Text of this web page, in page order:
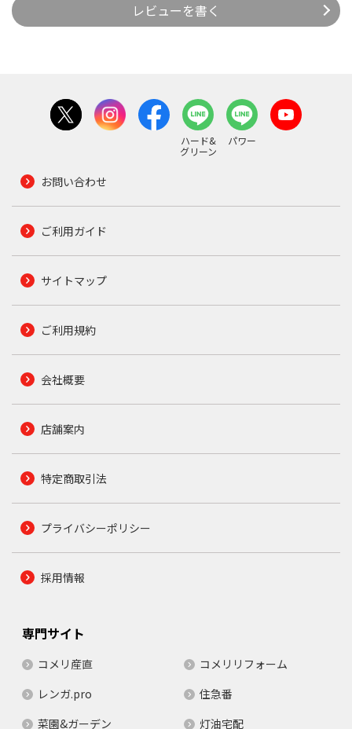
レビューを書く
ハード&
グリーン
パワー
お問い合わせ
ご利用ガイド
サイトマップ
ご利用規約
会社概要
店舗案内
特定商取引法
プライバシーポリシー
採用情報
専門サイト
コメリ産直
コメリリフォーム
レンガ.pro
住急番
菜園&ガーデン
灯油宅配